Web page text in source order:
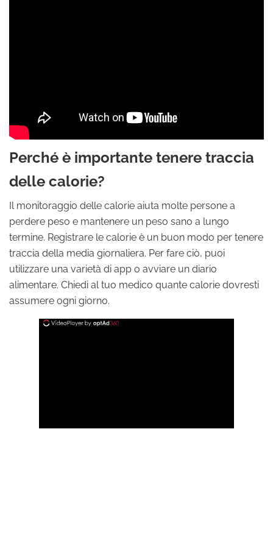
Perché è importante tenere traccia
delle calorie?
Il monitoraggio delle calorie aiuta molte persone a
perdere peso e mantenere un peso sano a lungo
termine. Registrare le calorie è un buon modo per tenere
traccia della media giornaliera. Per fare ciò, puoi
utilizzare una varietà di app o avviare un diario
alimentare. Chiedi al tuo medico quante calorie dovresti
assumere ogni giorno.